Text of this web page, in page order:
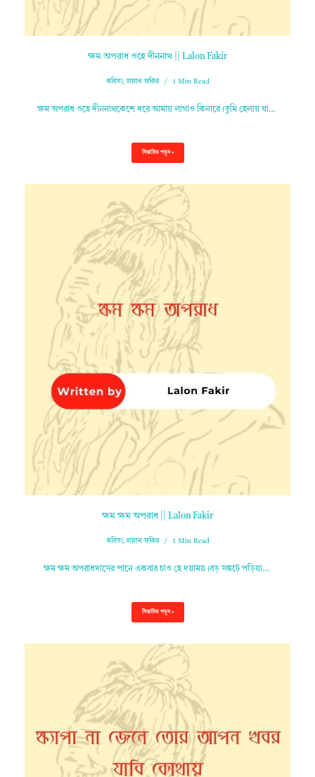
ক্ষম অপরাধ ওহে দীননাথ || Lalon Fakir
কবিতা,লালন ফকির 1 Min Read
ক্ষম অপরাধ ওহে দীননাথকেশে ধরে আমায় লাগাও কিনারে।তুমি হেলায় যা…
বিস্তারিত পড়ুন »
ক্ষম ক্ষম অপরাধ || Lalon Fakir
কবিতা,লালন ফকির 1 Min Read
ক্ষম ক্ষম অপরাধদাসের পানে একবার চাও হে দয়াময়।বড় সঙ্কটে পড়িয়া…
বিস্তারিত পড়ুন »